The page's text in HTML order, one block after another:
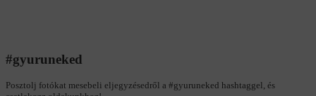
#gyuruneked
Posztolj fotókat mesebeli eljegyzésedről a #gyuruneked hashtaggel, és